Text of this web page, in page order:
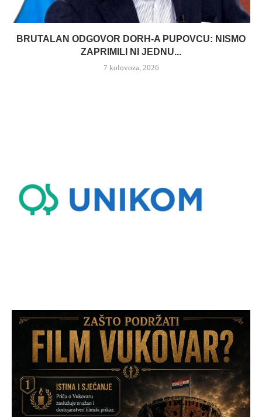
BRUTALAN ODGOVOR DORH-A PUPOVCU: NISMO
ZAPRIMILI NI JEDNU...
7 kolovoza, 2026